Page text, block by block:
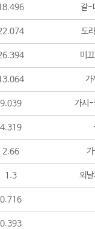
갈-
도
미
가
9.039 가시-
4.319
2.66
1.3 외
0.716
0.393